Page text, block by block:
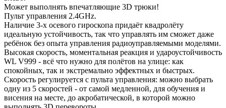
Может выполнять впечатляющие 3D трюки!
Пульт управления 2.4GHz.
Наличие 3-х осевого гироскопа придаёт квадролёту
идеальную устойчивость, так что управлять им сможет даже
ребёнок без опыта управления радиоуправляемыми моделями.
Высокая скорость, моментальная реакция и удароустойчивость
WL V999 - всё что нужно для полётов на улице: как
спокойных, так и экстремально эффектных и быстрых.
Скорость регулируется с пульта управления: можно выбрать
одну из 5 скоростей - от самой медленной, для обучения и
висения на месте, до акробатической, в которой можно